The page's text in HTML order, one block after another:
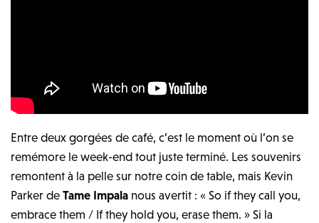
Entre deux gorgées de café, c’est le moment où l’on se
remémore le week-end tout juste terminé. Les souvenirs
remontent à la pelle sur notre coin de table, mais Kevin
Parker deTame Impala nous avertit : « So if they call you,
embrace them / If they hold you, erase them. » Si la